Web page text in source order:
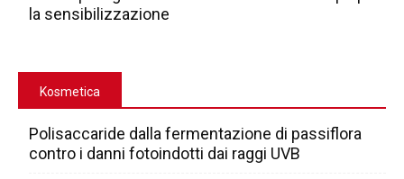
la sensibilizzazione
Kosmetica
Polisaccaride dalla fermentazione di passiflora
contro i danni fotoindotti dai raggi UVB